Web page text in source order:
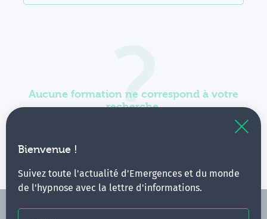
Bienvenue !
Suivez toute l'actualité d'Emergences et du monde
de l'hypnose avec la lettre d'informations.
Aucune formation ne correspond à votre
recherche.
Vous pouvez renouveler votre requête en élargissant